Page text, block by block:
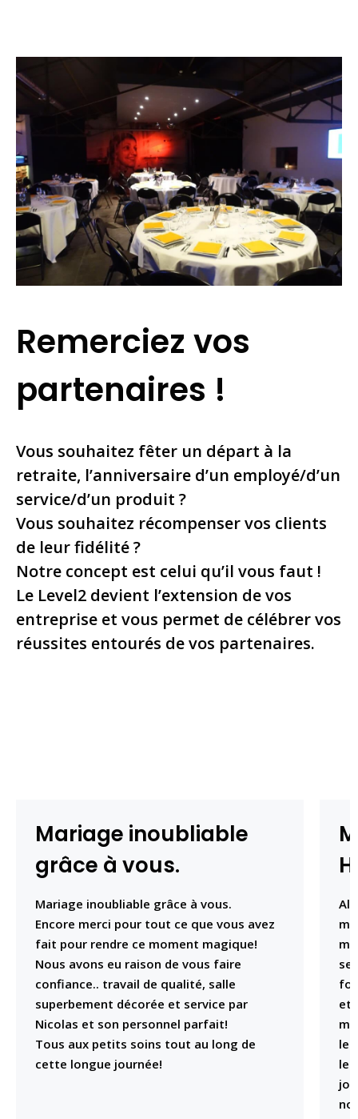
Remerciez vos
partenaires !
Vous souhaitez fêter un départ à la
retraite, l’anniversaire d’un employé/d’un
service/d’un produit ?
Vous souhaitez récompenser vos clients
de leur fidélité ?
Notre concept est celui qu’il vous faut !
Le Level2 devient l’extension de vos
entreprise et vous permet de célébrer vos
réussites entourés de vos partenaires.
Mariage inoubliable
grâce à vous.
Mariage inoubliable grâce à vous.
Encore merci pour tout ce que vous avez
fait pour rendre ce moment magique!
Nous avons eu raison de vous faire
confiance.. travail de qualité, salle
superbement décorée et service par
Nicolas et son personnel parfait!
Tous aux petits soins tout au long de
cette longue journée!
et